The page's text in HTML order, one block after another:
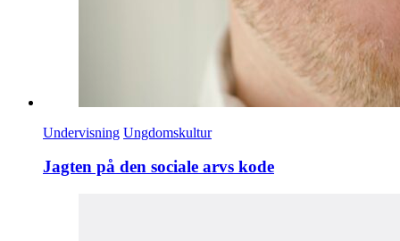
Undervisning Ungdomskultur
Jagten på den sociale arvs kode